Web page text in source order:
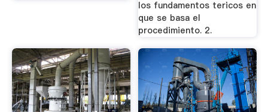
los fundamentos tericos en
que se basa el
procedimiento. 2.